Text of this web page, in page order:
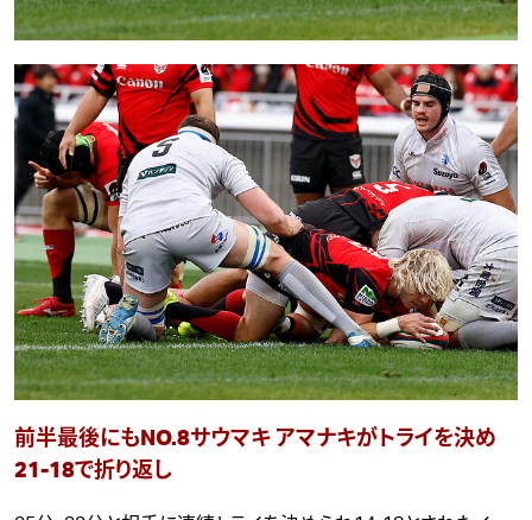
前半最後にもNO.8サウマキ アマナキがトライを決め
21-18で折り返し